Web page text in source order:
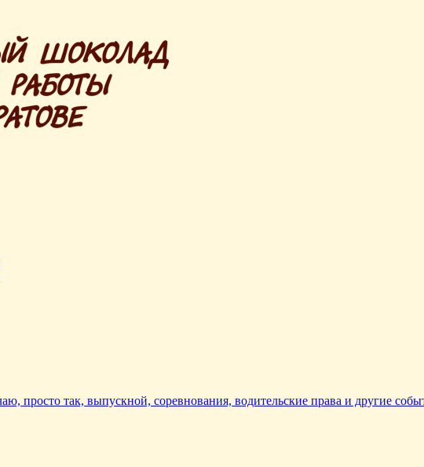
просто так, выпускной, соревнования, водительские права и другие